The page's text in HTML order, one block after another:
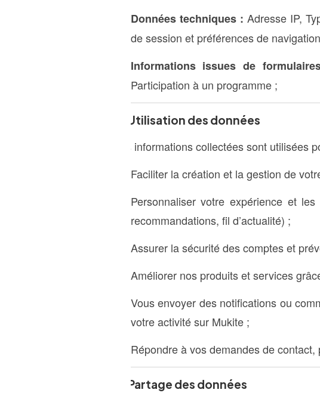
Données techniques : Adresse IP,
de session et préférences de
Informations issues de
Participation à un programme ;
3. Utilisation des données
Les informations collectées sont utilisées
Faciliter la création et la gestion de
Personnaliser votre expérience et
recommandations, fil d’actualité) ;
Assurer la sécurité des comptes et
Améliorer nos produits et services
Vous envoyer des notifications ou
votre activité sur Mukite ;
Répondre à vos demandes de
4. Partage des données